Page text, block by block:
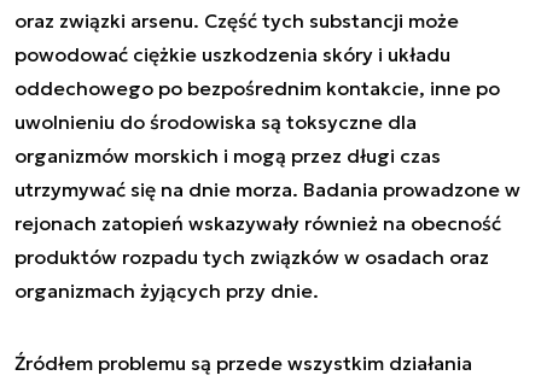
oraz związki arsenu. Część tych substancji może
powodować ciężkie uszkodzenia skóry i układu
oddechowego po bezpośrednim kontakcie, inne po
uwolnieniu do środowiska są toksyczne dla
organizmów morskich i mogą przez długi czas
utrzymywać się na dnie morza. Badania prowadzone w
rejonach zatopień wskazywały również na obecność
produktów rozpadu tych związków w osadach oraz
organizmach żyjących przy dnie.
Źródłem problemu są przede wszystkim działania